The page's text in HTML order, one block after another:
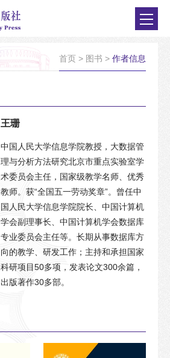
首页 > 图书 > 作者信息
王珊
中国人民大学信息学院教授，大数据管
理与分析方法研究北京市重点实验室学
术委员会主任，国家级教学名师、优秀
教师。获“全国五一劳动奖章”。曾任中
国人民大学信息学院院长、中国计算机
学会副理事长、中国计算机学会数据库
专业委员会主任等。长期从事数据库方
向的教学、研发工作；主持和承担国家
科研项目50多项，发表论文300余篇，
出版著作30多部。